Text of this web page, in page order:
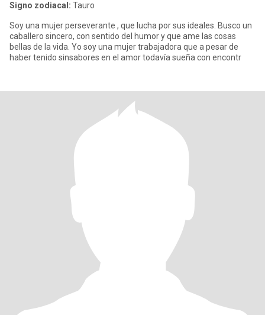
Signo zodiacal: Tauro
Soy una mujer perseverante , que lucha por sus ideales. Busco un
caballero sincero, con sentido del humor y que ame las cosas
bellas de la vida. Yo soy una mujer trabajadora que a pesar de
haber tenido sinsabores en el amor todavía sueña con encontr